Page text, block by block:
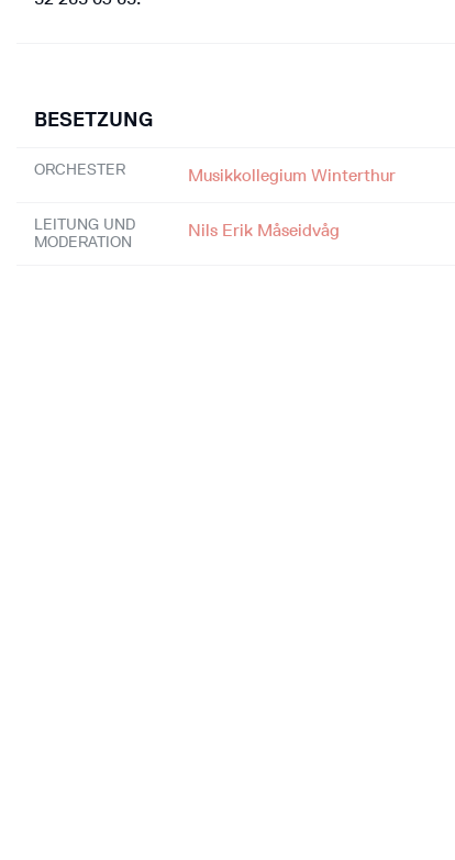
BESETZUNG
ORCHESTER Musikkollegium Winterthur
LEITUNG UND
MODERATION
Nils Erik Måseidvåg